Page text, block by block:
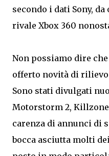
secondo i dati Sony,
rivale Xbox 360
Non possiamo dire
offerto novità di
Sono stati divulgati
Motorstorm 2, Killzone
carenza di annunci di
bocca asciutta molti